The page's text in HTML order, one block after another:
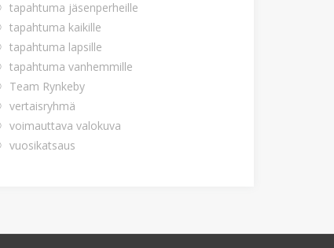
tapahtuma jäsenperheille
tapahtuma kaikille
tapahtuma lapsille
tapahtuma vanhemmille
Team Rynkeby
vertaisryhmä
voimauttava valokuva
vuosikatsaus